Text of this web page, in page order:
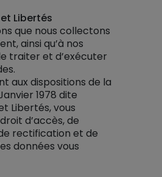
Libertés
que nous collectons
ainsi qu’à nos
traiter et d’exécuter
aux dispositions de la
1978 dite
Libertés, vous
d’accès, de
rectification et de
données vous